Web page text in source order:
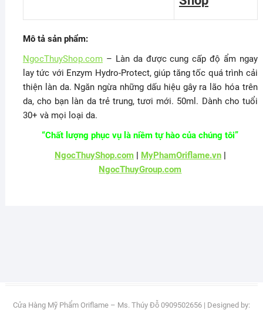
Mô tả sản phẩm:
NgocThuyShop.com– Làn da được cung cấp độ ẩm ngay
lay tức với Enzym Hydro-Protect, giúp tăng tốc quá trình cải
thiện làn da. Ngăn ngừa những dấu hiệu gây ra lão hóa trên
da, cho bạn làn da trẻ trung, tươi mới. 50ml. Dành cho tuổi
30+ và mọi loại da.
“Chất lượng phục vụ là niềm tự hào của chúng tôi”
NgocThuyShop.com| MyPhamOriflame.vn|
NgocThuyGroup.com
Cửa Hàng Mỹ Phẩm Oriflame – Ms. Thúy Đỗ 0909502656| Designed by: